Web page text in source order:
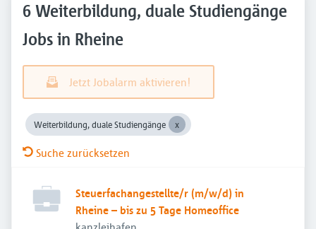
6 Weiterbildung, duale Studiengänge
Jobs in Rheine
Jetzt Jobalarm aktivieren!
Weiterbildung, duale Studiengänge
Suche zurücksetzen
Steuerfachangestellte/r (m/w/d) in
Rheine – bis zu 5 Tage Homeoffice